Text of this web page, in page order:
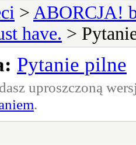
> ABORCJA!
have. >
Pytanie pilne
uproszczoną
.